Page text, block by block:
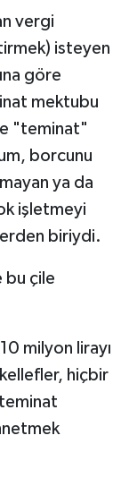
vergi
isteyen
göre
mektubu
"teminat"
borcunu
ya da
işletmeyi
biriydi.
bu çile
10 milyon lirayı
hiçbir
teminat